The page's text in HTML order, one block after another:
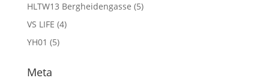
HLTW13 Bergheidengasse (5)
VS LIFE (4)
YH01 (5)
Meta